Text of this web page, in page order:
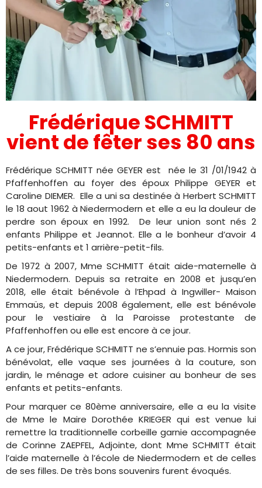
Frédérique SCHMITT
vient de fêter ses 80 ans
Frédérique SCHMITT née GEYER est née le 31 /01/1942 à
Pfaffenhoffen au foyer des époux Philippe GEYER et
Caroline DIEMER. Elle a uni sa destinée à Herbert SCHMITT
le 18 aout 1962 à Niedermodern et elle a eu la douleur de
perdre son époux en 1992. De leur union sont nés 2
enfants Philippe et Jeannot. Elle a le bonheur d’avoir 4
petits-enfants et 1 arrière-petit-fils.
De 1972 à 2007, Mme SCHMITT était aide-maternelle à
Niedermodern. Depuis sa retraite en 2008 et jusqu’en
2018, elle était bénévole à l’Ehpad à Ingwiller- Maison
Emmaüs, et depuis 2008 également, elle est bénévole
pour le vestiaire à la Paroisse protestante de
Pfaffenhoffen ou elle est encore à ce jour.
A ce jour, Frédérique SCHMITT ne s’ennuie pas. Hormis son
bénévolat, elle vaque ses journées à la couture, son
jardin, le ménage et adore cuisiner au bonheur de ses
enfants et petits-enfants.
Pour marquer ce 80ème anniversaire, elle a eu la visite
de Mme le Maire Dorothée KRIEGER qui est venue lui
remettre la traditionnelle corbeille garnie accompagnée
de Corinne ZAEPFEL, Adjointe, dont Mme SCHMITT était
l’aide maternelle à l’école de Niedermodern et de celles
de ses filles. De très bons souvenirs furent évoqués.